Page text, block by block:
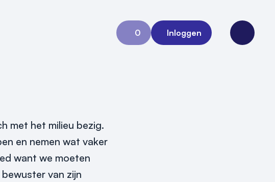
0
Aanvraag 0
Inloggen
Open
met het milieu bezig.
en nemen wat vaker
want we moeten
van zijn